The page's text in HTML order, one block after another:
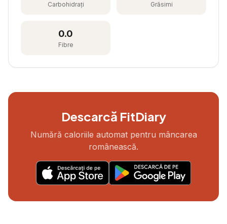
Carbohidrați Grăsimi
0.0
Fibre
Descarcă FitDiary
Numără caloriile automat pentru mâncarea
românească.